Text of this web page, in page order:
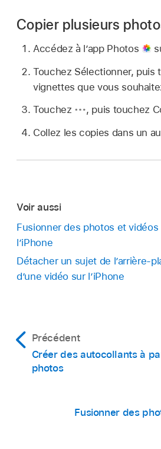
Copier plusieurs
Accédez à l’app Photos
Touchez Sélectionner, puis
vignettes que vous
Touchez
, puis touchez
Collez les copies dans un
Voir aussi
Fusionner des photos et
l’iPhone
Détacher un sujet de l’arrière-
d’une vidéo sur l’iPhone
Précédent
Créer des autocollants à
photos
Fusionner des